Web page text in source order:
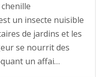
un insecte nuisible
de jardins et les
se nourrit des
un affai…